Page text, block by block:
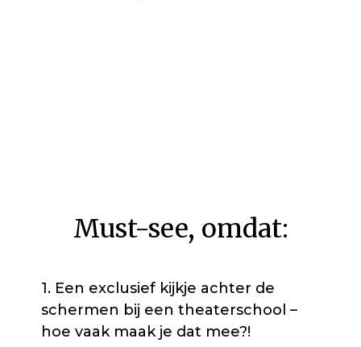
Must-see, omdat:
1. Een exclusief kijkje achter de
schermen bij een theaterschool –
hoe vaak maak je dat mee?!